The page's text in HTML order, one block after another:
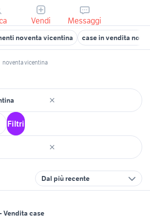
Vendi Messaggi
noventa vicentina case in vendita
noventa vicentina
Filtri
Dal più recente
Vendita case